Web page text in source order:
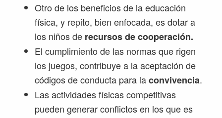
Otro de los beneficios de la educación
física, y repito, bien enfocada, es dotar a
los niños de recursos de cooperación.
El cumplimiento de las normas que rigen
los juegos, contribuye a la aceptación de
códigos de conducta para laconvivencia.
Las actividades físicas competitivas
pueden generar conflictos en los que es